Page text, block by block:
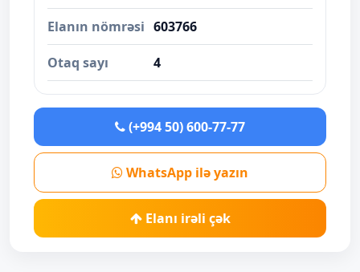
Elanın nömrəsi 603766
Otaq sayı 4
(+994 50) 600-77-77
WhatsApp ilə yazın
Elanı irəli çək